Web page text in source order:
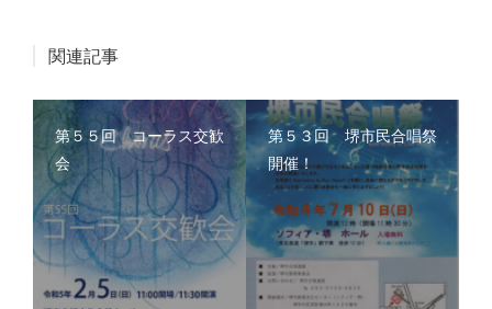
関連記事
第５５回 コーラス交歓
会
第５３回 堺市民合唱祭
開催！